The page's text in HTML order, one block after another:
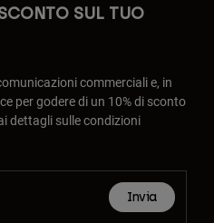
SUL TUO
commerciali e, in
per godere di un 10% di sconto
dettagli sulle condizioni
Invia